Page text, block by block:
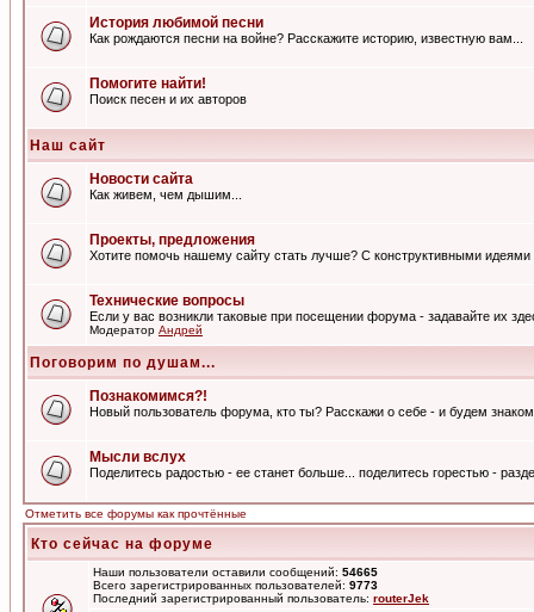
История любимой песни
Как рождаются песни на войне? Расскажите историю, известную вам...
Помогите найти!
Поиск песен и их авторов
Наш сайт
Новости сайта
Как живем, чем дышим...
Проекты, предложения
Хотите помочь нашему сайту стать лучше? С конструктивными
Технические вопросы
Если у вас возникли таковые при посещении форума - задавайте их
Модератор Андрей
Поговорим по душам...
Познакомимся?!
Новый пользователь форума, кто ты? Расскажи о себе - и будем
Мысли вслух
Поделитесь радостью - ее станет больше... поделитесь горестью -
Отметить все форумы как прочтённые
Кто сейчас на форуме
Наши пользователи оставили сообщений: 54665
Всего зарегистрированных пользователей: 9773
Последний зарегистрированный пользователь: routerJek